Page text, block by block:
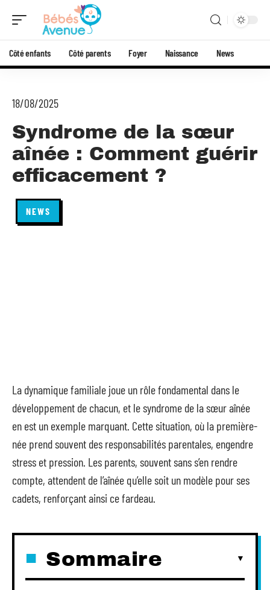
Côté enfants Côté parents Foyer Naissance News
18/08/2025
Syndrome de la sœur
aînée : Comment guérir
efficacement ?
NEWS
La dynamique familiale joue un rôle fondamental dans le
développement de chacun, et le syndrome de la sœur aînée
en est un exemple marquant. Cette situation, où la première-
née prend souvent des responsabilités parentales, engendre
stress et pression. Les parents, souvent sans s’en rendre
compte, attendent de l’aînée qu’elle soit un modèle pour ses
cadets, renforçant ainsi ce fardeau.
Sommaire